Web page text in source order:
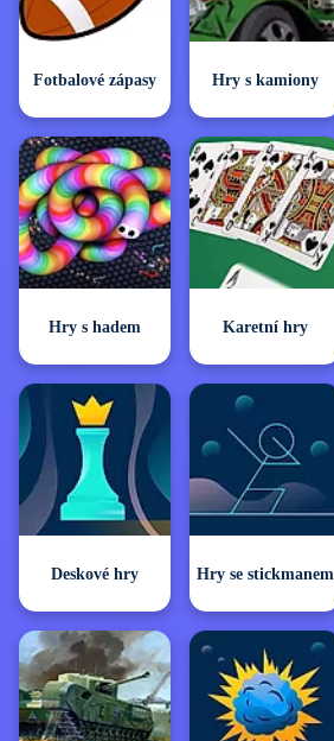
Fotbalové zápasy Hry s kamiony
Hry s hadem Karetní hry
Deskové hry Hry se stickmanem